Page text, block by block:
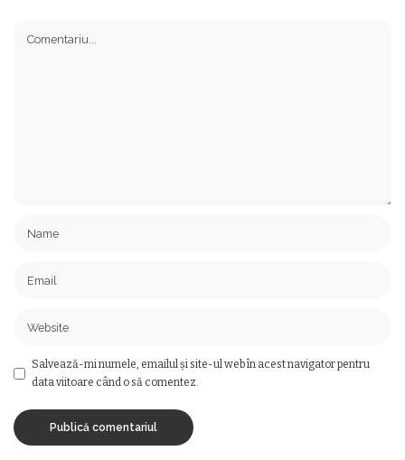
Salvează-mi numele, emailul și site-ul web în acest navigator pentru
data viitoare când o să comentez.